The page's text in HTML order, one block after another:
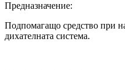
Предназначение:
Подпомагащо средство при
дихателната система.